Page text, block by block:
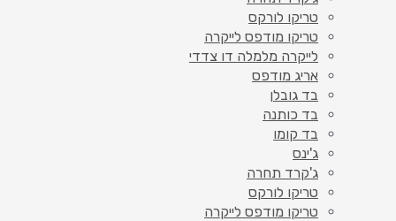
טריקו לורקס
טריקו מודפס לייקרה
לייקרה מלמלה דו צדדי
אריג מודפס
בד גובלן
בד כותנה
בד קומו
ג'ינס
ג'קרד תחרה
טריקו לורקס
טריקו מודפס לייקרה